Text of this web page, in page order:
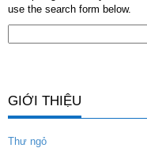
use the search form below.
GIỚI THIỆU
Thư ngỏ